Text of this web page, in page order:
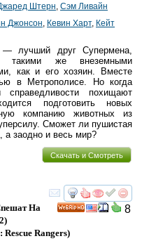
Штерн Сэм Ливайн
Джонсон Кевин Харт, Кейт
лучший друг Супермена,
такими же внеземными
как и его хозяин. Вместе
в Метрополисе. Но когда
похищают
подготовить новых
компанию животных из
Сможет ли пушистая
а заодно и весь мир?
Скачать и Смотреть
смотреть
8
На
Rangers)